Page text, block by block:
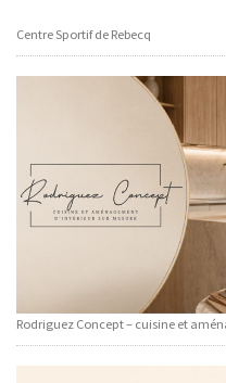
Centre Sportif de Rebecq
Rodriguez Concept – cuisine et